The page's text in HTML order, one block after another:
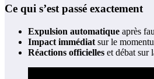
Ce qui s’est passé exactement
Expulsion automatique après
Impact immédiat sur le
Réactions officielles et débat sur